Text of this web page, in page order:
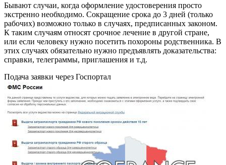
Бывают случаи, когда оформление удостоверения просто
экстренно необходимо. Сокращение срока до 3 дней (только
рабочих) возможно только в случаях, предписанных законом.
К таким случаям относят срочное лечение в другой стране,
или если человеку нужно посетить похороны родственника. В
этих случаях обязательно нужно предъявлять доказательства:
справки, телеграммы, приглашения и т.д.
Подача заявки через Госпортал